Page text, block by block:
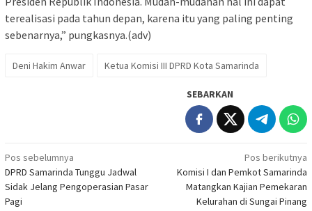
terealisasi pada tahun depan, karena itu yang paling penting
sebenarnya,” pungkasnya.(adv)
Deni Hakim Anwar Ketua Komisi III DPRD Kota Samarinda
SEBARKAN
Navigasi
pos
Pos sebelumnya
DPRD Samarinda Tunggu Jadwal
Sidak Jelang Pengoperasian Pasar
Pagi
Pos berikutnya
Komisi I dan Pemkot Samarinda
Matangkan Kajian Pemekaran
Kelurahan di Sungai Pinang